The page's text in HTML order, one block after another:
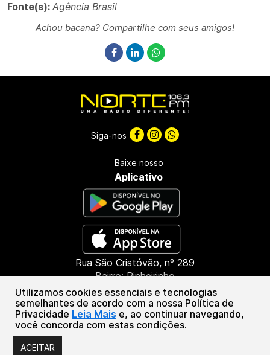
Fonte(s): Agência Brasil
Achou bacana? Compartilhe com seus amigos!
Utilizamos cookies essenciais e tecnologias
semelhantes de acordo com a nossa Política de
Privacidade Leia Mais e, ao continuar navegando,
você concorda com estas condições.
ACEITAR
Rua São Cristóvão, nº 289
Bairro: Pinheirinho
CEP: 85603-660
Francisco Beltrão - PR
(46) 3151-1388
Siga-nos
Baixe nosso
Aplicativo
Associação de Radiofusão Marrecas | CNPJ: 46.294.601/0001-55